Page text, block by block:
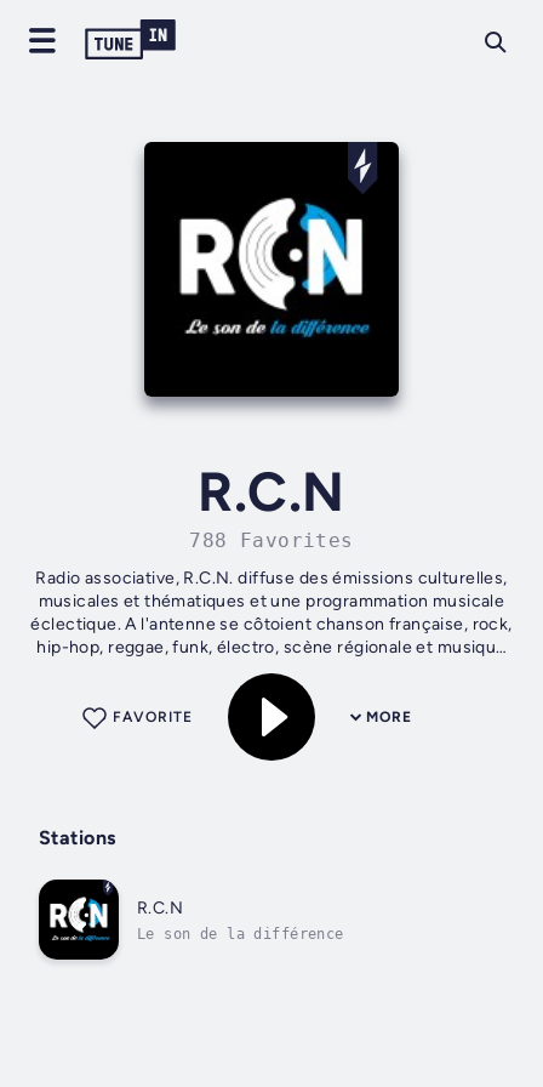
R.C.N
788 Favorites
Radio associative, R.C.N. diffuse des émissions culturelles,
musicales et thématiques et une programmation musicale
éclectique. A l'antenne se côtoient chanson française, rock,
hip-hop, reggae, funk, électro, scène régionale et musique
classique.
MORE
FAVORITE
Stations
R.C.N
Le son de la différence